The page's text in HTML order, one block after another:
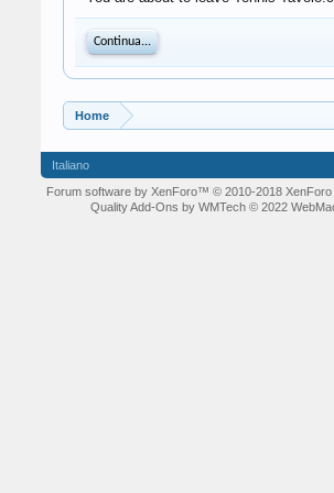
Continua...
Home
Italiano
Forum software by XenForo™ © 2010-2018 XenForo
Quality Add-Ons by WMTech © 2022